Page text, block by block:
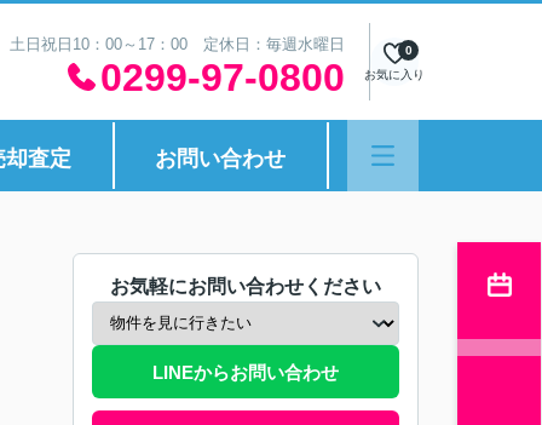
日祝日10：00～17：00 定休日：毎週水曜日
0299-97-0800 お気に入り
0
却査定 お問い合わせ
お気軽にお問い合わせください
LINEからお問い合わせ